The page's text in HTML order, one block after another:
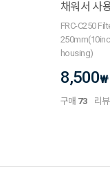
채워서 사
FRC-C250
housing)
8,500₩
구매 73 리뷰